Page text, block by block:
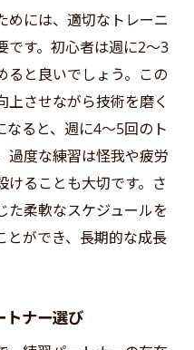
めには、適切なトレーニ
です。初心者は週に2〜3
ると良いでしょう。この
上させながら技術を磨く
なると、週に4〜5回のト
過度な練習は怪我や疲労
けることも大切です。さ
た柔軟なスケジュールを
とができ、長期的な成長
トナー選び